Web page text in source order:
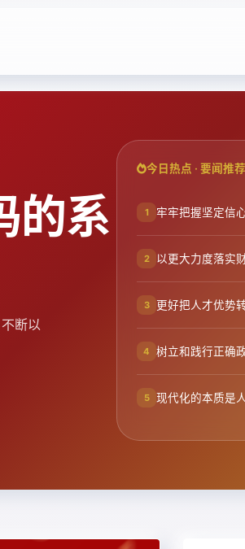
的系
断以
今日热点 · 要闻推荐
1 牢牢把握坚定信
2 以更大力度落实
3 更好把人才优势
4 树立和践行正确
5 现代化的本质是